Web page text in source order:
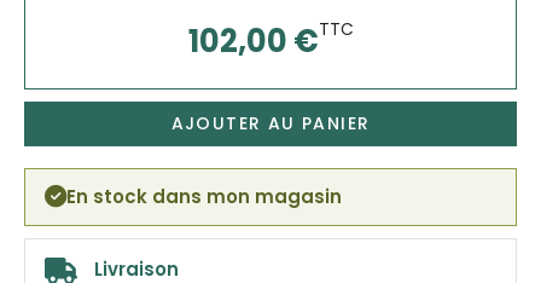
102,00 €TTC
AJOUTER AU PANIER
En stock dans mon magasin
Livraison